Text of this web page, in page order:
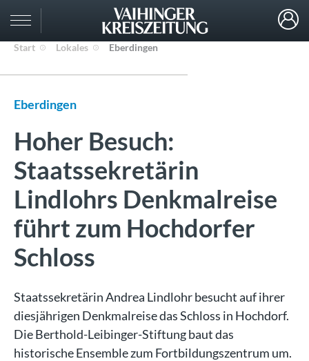
Start Lokales Eberdingen
Eberdingen
Hoher Besuch:
Staatssekretärin
Lindlohrs Denkmalreise
führt zum Hochdorfer
Schloss
Staatssekretärin Andrea Lindlohr besucht auf ihrer
diesjährigen Denkmalreise das Schloss in Hochdorf.
Die Berthold-Leibinger-Stiftung baut das
historische Ensemble zum Fortbildungszentrum um.